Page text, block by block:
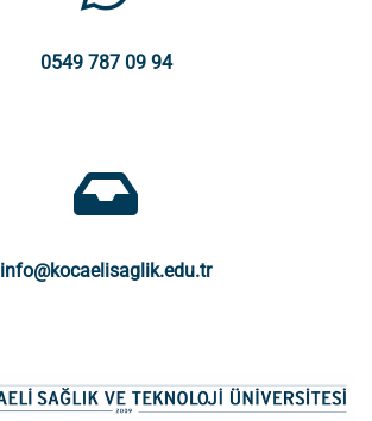
0549 787 09 94
info@kocaelisaglik.edu.tr